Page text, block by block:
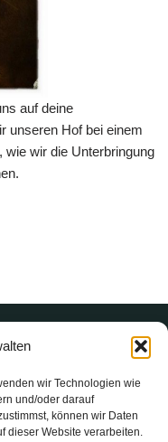
wir Technologien wie
und/oder darauf
können wir Daten
dieser Website verarbeiten.
auf deine
unseren Hof bei einem
wir die Unterbringung